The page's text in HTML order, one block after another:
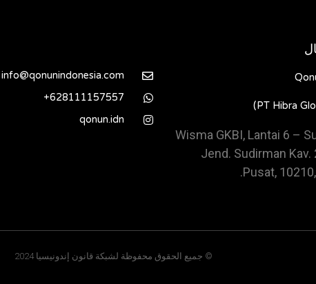
Wisma GKBI, Lantai 6 –
Jend. Sudirman Kav.
Pusat,
info@qonunindonesia.com
628111157557+
qonun.idn
© جميع الحقوق محفوظة لشبكة قانون إندونيسيا 2024